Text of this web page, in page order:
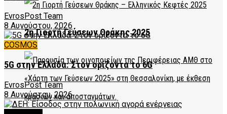
2η Γιορτή Γεύσεων Θράκης 2025
EvrosPost Team
8 Αυγούστου, 2026
COSMOS
5G στην Ελλάδα: Στον ορίζοντα το 6G
EvrosPost Team
8 Αυγούστου, 2026